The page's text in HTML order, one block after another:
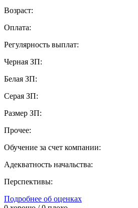
Возраст:
Оплата:
Регулярность выплат:
Черная ЗП:
Белая ЗП:
Серая ЗП:
Размер ЗП:
Прочее:
Обучение за счет компании:
Адекватность начальства:
Перспективы:
Подробнее об оценках